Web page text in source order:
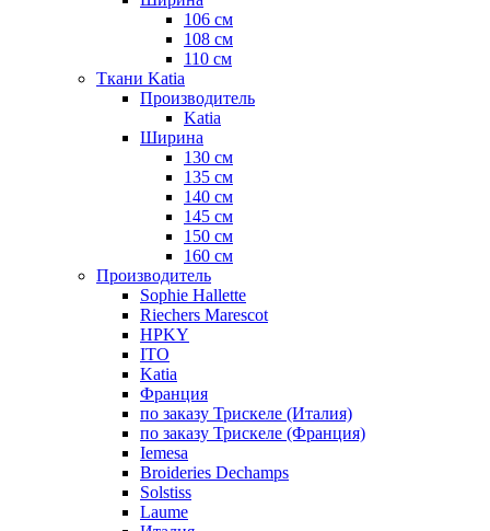
106 см
108 см
110 см
Ткани Katia
Производитель
Katia
Ширина
130 см
135 см
140 см
145 см
150 см
160 см
Производитель
Sophie Hallette
Riechers Marescot
HPKY
ITO
Katia
Франция
по заказу Трискеле (Италия)
по заказу Трискеле (Франция)
Iemesa
Broideries Dechamps
Solstiss
Laume